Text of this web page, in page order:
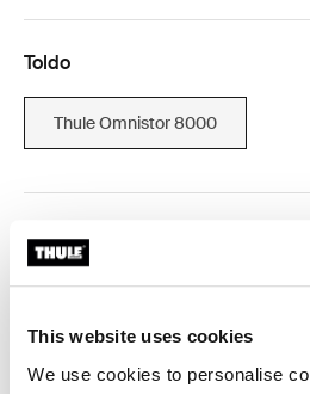
This website uses cookies
We use cookies to personalise
Toldo
Thule Omnistor 8000
Thule Guarantee